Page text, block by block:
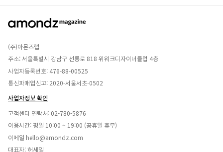
(주)아몬즈랩
주소: 서울특별시 강남구 선릉로 818 위워크디자이너클럽 4층
사업자등록번호: 476-88-00525
통신파매업신고: 2020-서울서초-0502
사업자정보 확인
고객센터 연락처: 02-780-5876
이용시간: 평일 10:00 ~ 19:00 (공휴일 휴무)
이메일 hello@amondz.com
대표자: 허세일